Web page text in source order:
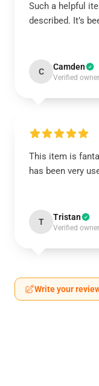
Such a helpful
described. It’s
C Camden
Verified owner
This item is
has been very
T Tristan
Verified owner
Write your